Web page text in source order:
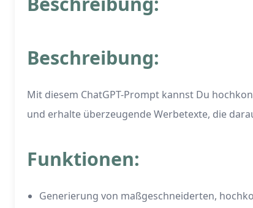
Beschreibung:
Mit diesem ChatGPT-Prompt kannst Du
und erhalte überzeugende Werbetexte, die
Funktionen:
Generierung von maßgeschneiderten,